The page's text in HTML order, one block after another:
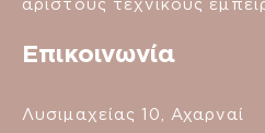
άριστους τεχνικούς
Επικοινωνία
Λυσιμαχείας 10, Αχαρναί